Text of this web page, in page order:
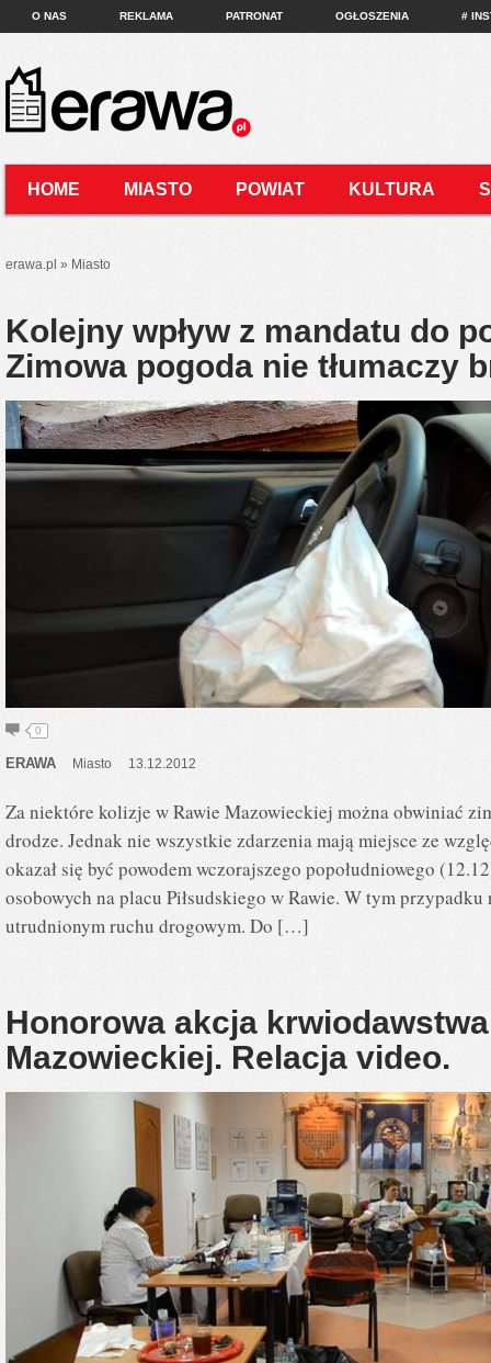
O NAS REKLAMA PATRONAT OGŁOSZENIA #
HOME MIASTO POWIAT KULTURA
erawa.pl » Miasto
Kolejny wpływ z mandatu do
Zimowa pogoda nie tłumaczy
0
ERAWA Miasto 13.12.2012
Za niektóre kolizje w Rawie Mazowieckiej można obwiniać
drodze. Jednak nie wszystkie zdarzenia mają miejsce ze
okazał się być powodem wczorajszego popołudniowego
osobowych na placu Piłsudskiego w Rawie. W tym
utrudnionym ruchu drogowym. Do […]
Honorowa akcja
Mazowieckiej. Relacja video.